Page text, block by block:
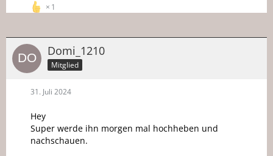
1
Domi_1210
Mitglied
31. Juli 2024
Hey
Super werde ihn morgen mal hochheben und
nachschauen.